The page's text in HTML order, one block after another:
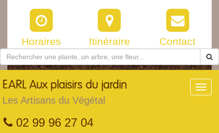
Horaires Itinéraire Contact
EARL Aux plaisirs du jardin
Les Artisans du Végétal
02 99 96 27 04